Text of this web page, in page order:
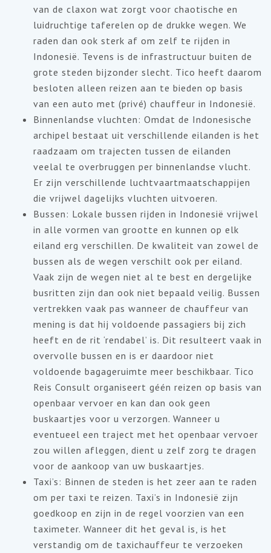
van de claxon wat zorgt voor chaotische en
luidruchtige taferelen op de drukke wegen. We
raden dan ook sterk af om zelf te rijden in
Indonesië. Tevens is de infrastructuur buiten de
grote steden bijzonder slecht. Tico heeft daarom
besloten alleen reizen aan te bieden op basis
van een auto met (privé) chauffeur in Indonesië.
Binnenlandse vluchten: Omdat de Indonesische
archipel bestaat uit verschillende eilanden is het
raadzaam om trajecten tussen de eilanden
veelal te overbruggen per binnenlandse vlucht.
Er zijn verschillende luchtvaartmaatschappijen
die vrijwel dagelijks vluchten uitvoeren.
Bussen: Lokale bussen rijden in Indonesië vrijwel
in alle vormen van grootte en kunnen op elk
eiland erg verschillen. De kwaliteit van zowel de
bussen als de wegen verschilt ook per eiland.
Vaak zijn de wegen niet al te best en dergelijke
busritten zijn dan ook niet bepaald veilig. Bussen
vertrekken vaak pas wanneer de chauffeur van
mening is dat hij voldoende passagiers bij zich
heeft en de rit ‘rendabel’ is. Dit resulteert vaak in
overvolle bussen en is er daardoor niet
voldoende bagageruimte meer beschikbaar. Tico
Reis Consult organiseert géén reizen op basis van
openbaar vervoer en kan dan ook geen
buskaartjes voor u verzorgen. Wanneer u
eventueel een traject met het openbaar vervoer
zou willen afleggen, dient u zelf zorg te dragen
voor de aankoop van uw buskaartjes.
Taxi’s: Binnen de steden is het zeer aan te raden
om per taxi te reizen. Taxi’s in Indonesië zijn
goedkoop en zijn in de regel voorzien van een
taximeter. Wanneer dit het geval is, is het
verstandig om de taxichauffeur te verzoeken